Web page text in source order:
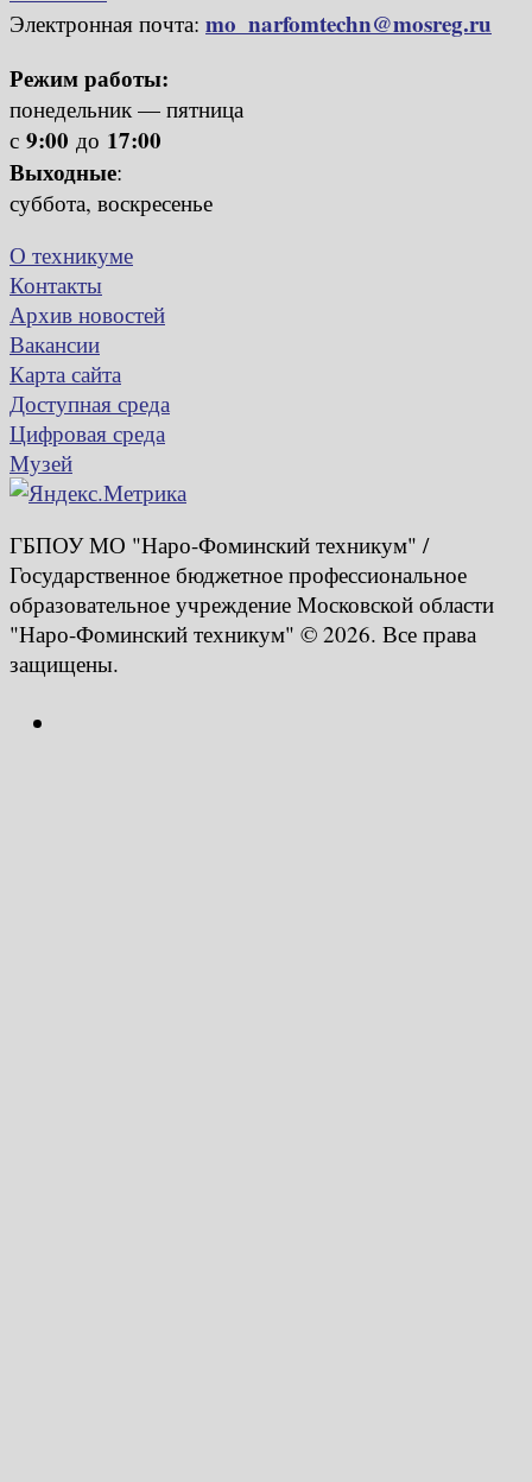
Электронная почта: mo_narfomtechn@mosreg.ru
Режим работы:
понедельник — пятница
с 9:00 до 17:00
Выходные:
суббота, воскресенье
О техникуме
Контакты
Архив новостей
Вакансии
Карта сайта
Доступная среда
Цифровая среда
Музей
ГБПОУ МО "Наро-Фоминский техникум" /
Государственное бюджетное профессиональное
образовательное учреждение Московской области
"Наро-Фоминский техникум" © 2026. Все права
защищены.